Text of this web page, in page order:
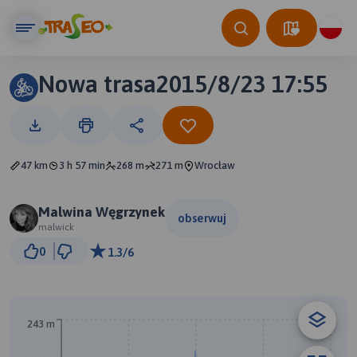
Nowa trasa2015/8/23 17:55
47 km 3 h 57 min 268 m 271 m Wrocław
Malwina Węgrzynek
malwick
obserwuj
0 1.3/6
243 m